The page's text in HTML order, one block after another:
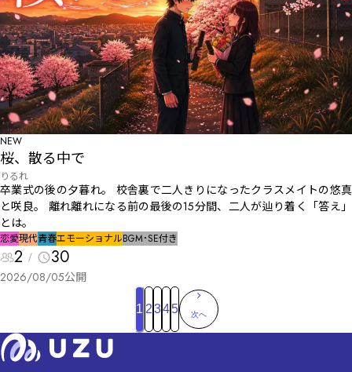
NEW
桜、散る中で
りるれ
卒業式の後の夕暮れ。 校舎裏で二人きりになったクラスメイトの悠真
と咲良。 離れ離れになる前の最後の15分間、二人が辿り着く「答え」
とは――。
恋愛現代青春エモーショナルBGM･SE付き
2 30
2026/08/05公開
1 234 5 次へ